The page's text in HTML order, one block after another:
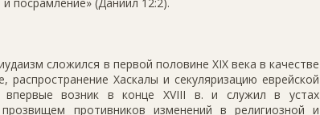
сложился в первой половине XIX века в качестве
Хаскалы и секуляризацию еврейской
впервые возник в конце XVIII в. и служил в устах
противников изменений в религиозной и